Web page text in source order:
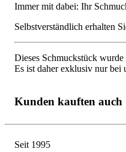
Immer mit dabei: Ihr
Selbstverständlich erhalten
Dieses Schmuckstück
Es ist daher exklusiv nur bei
Kunden kauften auch
Seit 1995